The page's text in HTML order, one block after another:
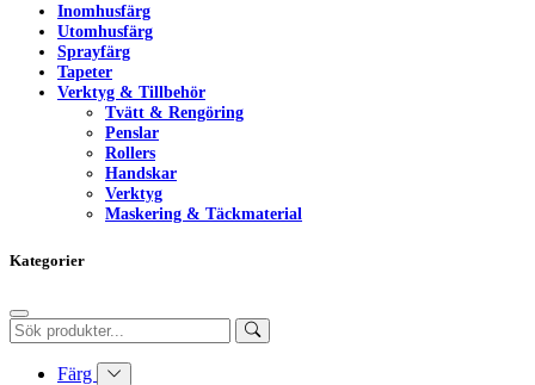
Inomhusfärg
Utomhusfärg
Sprayfärg
Tapeter
Verktyg & Tillbehör
Tvätt & Rengöring
Penslar
Rollers
Handskar
Verktyg
Maskering & Täckmaterial
Kategorier
Färg